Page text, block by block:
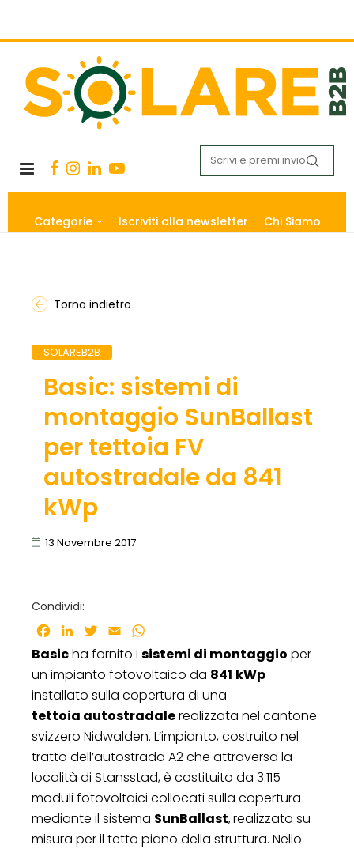
Categorie Iscriviti alla newsletter Chi Siamo
Torna indietro
SOLAREB2B
Basic: sistemi di
montaggio SunBallast
per tettoia FV
autostradale da 841
kWp
13 Novembre 2017
Condividi:
Facebook
LinkedInTwitter
Email
Basicha fornito i sistemi di montaggio per
un impianto fotovoltaico da 841 kWp
installato sulla copertura di una
tettoia autostradalerealizzata nel cantone
svizzero Nidwalden. L’impianto, costruito nel
tratto dell’autostrada A2 che attraversa la
località di Stansstad, è costituito da 3.115
moduli fotovoltaici collocati sulla copertura
mediante il sistema SunBallast,realizzato su
misura per il tetto piano della struttura. Nello